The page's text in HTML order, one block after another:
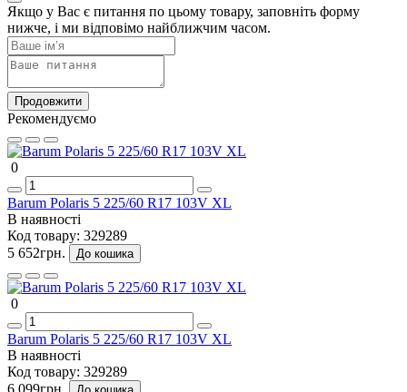
Якщо у Вас є питання по цьому товару, заповніть форму
нижче, і ми відповімо найближчим часом.
Продовжити
Рекомендуємо
0
Barum Polaris 5 225/60 R17 103V XL
В наявності
Код товару: 329289
5 652грн.
До кошика
0
Barum Polaris 5 225/60 R17 103V XL
В наявності
Код товару: 329289
6 099грн.